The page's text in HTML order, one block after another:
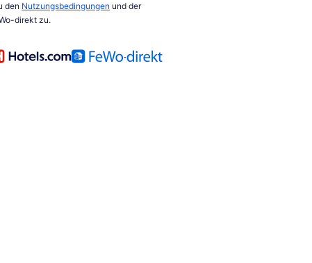
den Nutzungsbedingungen und der
direkt zu.